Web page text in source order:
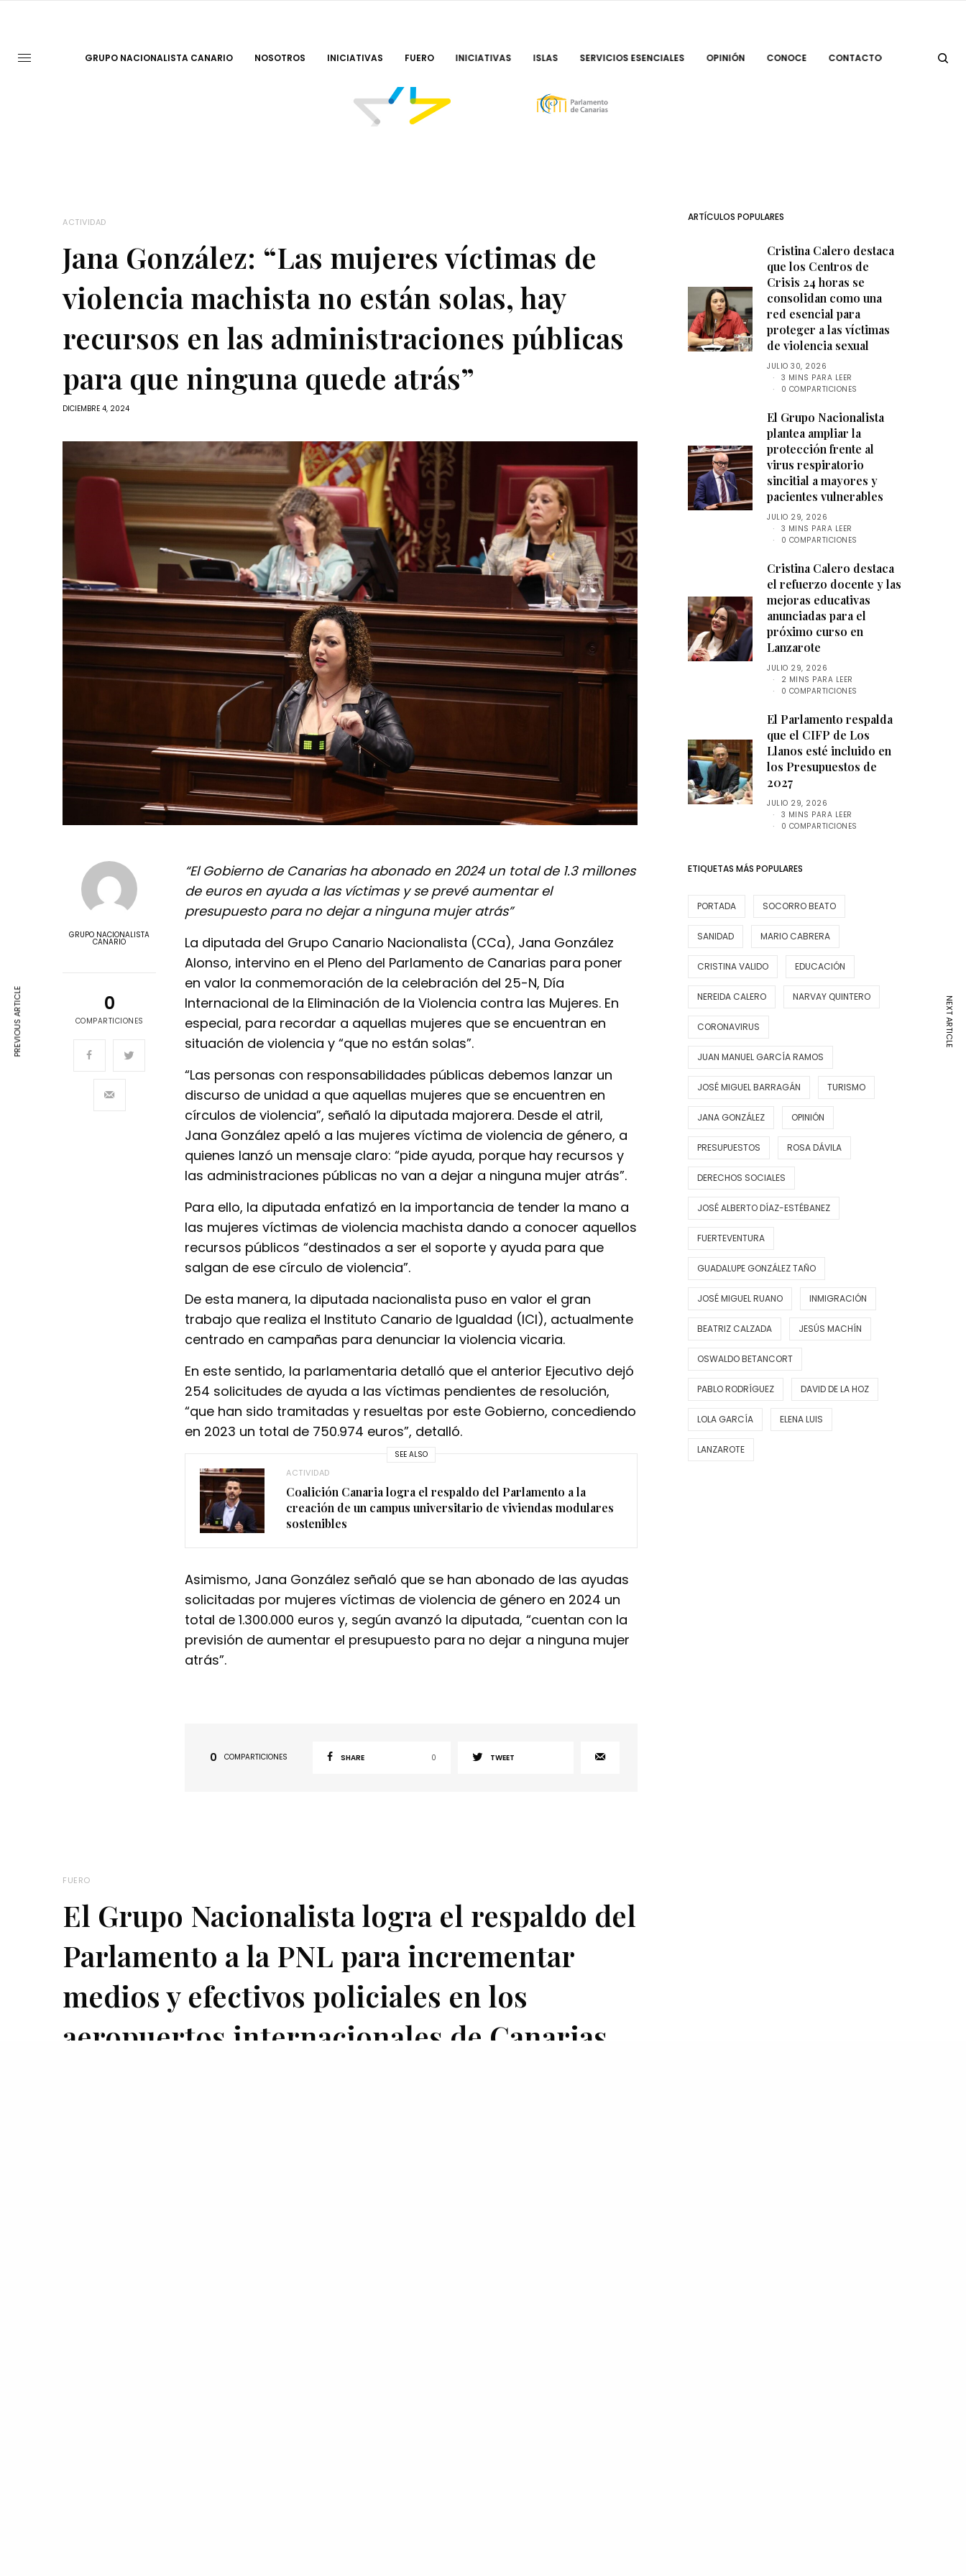
GRUPO NACIONALISTA CANARIO NOSOTROS INICIATIVAS FUERO INICIATIVAS ISLAS SERVICIOS ESENCIALES OPINIÓN CONOCE CONTACTO
ACTIVIDAD
Jana González: “Las mujeres víctimas de
violencia machista no están solas, hay
recursos en las administraciones públicas
para que ninguna quede atrás”
DICIEMBRE 4, 2024
GRUPO NACIONALISTA
CANARIO
0
COMPARTICIONES
“El Gobierno de Canarias ha abonado en 2024 un total de 1.3 millones
de euros en ayuda a las víctimas y se prevé aumentar el
presupuesto para no dejar a ninguna mujer atrás”
La diputada del Grupo Canario Nacionalista (CCa), Jana González
Alonso, intervino en el Pleno del Parlamento de Canarias para poner
en valor la conmemoración de la celebración del 25-N, Día
Internacional de la Eliminación de la Violencia contra las Mujeres. En
especial, para recordar a aquellas mujeres que se encuentran en
situación de violencia y “que no están solas”.
“Las personas con responsabilidades públicas debemos lanzar un
discurso de unidad a que aquellas mujeres que se encuentren en
círculos de violencia”, señaló la diputada majorera. Desde el atril,
Jana González apeló a las mujeres víctima de violencia de género, a
quienes lanzó un mensaje claro: “pide ayuda, porque hay recursos y
las administraciones públicas no van a dejar a ninguna mujer atrás”.
Para ello, la diputada enfatizó en la importancia de tender la mano a
las mujeres víctimas de violencia machista dando a conocer aquellos
recursos públicos “destinados a ser el soporte y ayuda para que
salgan de ese círculo de violencia”.
De esta manera, la diputada nacionalista puso en valor el gran
trabajo que realiza el Instituto Canario de Igualdad (ICI), actualmente
centrado en campañas para denunciar la violencia vicaria.
En este sentido, la parlamentaria detalló que el anterior Ejecutivo dejó
254 solicitudes de ayuda a las víctimas pendientes de resolución,
“que han sido tramitadas y resueltas por este Gobierno, concediendo
en 2023 un total de 750.974 euros”, detalló.
SEE ALSO
ACTIVIDAD
Coalición Canaria logra el respaldo del Parlamento a la
creación de un campus universitario de viviendas modulares
sostenibles
Asimismo, Jana González señaló que se han abonado de las ayudas
solicitadas por mujeres víctimas de violencia de género en 2024 un
total de 1.300.000 euros y, según avanzó la diputada, “cuentan con la
previsión de aumentar el presupuesto para no dejar a ninguna mujer
atrás”.
0 COMPARTICIONES SHARE 0 TWEET
ARTÍCULOS POPULARES
Cristina Calero destaca
que los Centros de
Crisis 24 horas se
consolidan como una
red esencial para
proteger a las víctimas
de violencia sexual
JULIO 30, 2026
3 MINS PARA LEER
0 COMPARTICIONES
El Grupo Nacionalista
plantea ampliar la
protección frente al
virus respiratorio
sincitial a mayores y
pacientes vulnerables
JULIO 29, 2026
3 MINS PARA LEER
0 COMPARTICIONES
Cristina Calero destaca
el refuerzo docente y las
mejoras educativas
anunciadas para el
próximo curso en
Lanzarote
JULIO 29, 2026
2 MINS PARA LEER
0 COMPARTICIONES
El Parlamento respalda
que el CIFP de Los
Llanos esté incluido en
los Presupuestos de
2027
JULIO 29, 2026
3 MINS PARA LEER
0 COMPARTICIONES
ETIQUETAS MÁS POPULARES
PORTADA SOCORRO BEATO
SANIDAD MARIO CABRERA
CRISTINA VALIDO EDUCACIÓN
NEREIDA CALERO NARVAY QUINTERO
CORONAVIRUS
JUAN MANUEL GARCÍA RAMOS
JOSÉ MIGUEL BARRAGÁN TURISMO
JANA GONZÁLEZ OPINIÓN
PRESUPUESTOS ROSA DÁVILA
DERECHOS SOCIALES
JOSÉ ALBERTO DÍAZ-ESTÉBANEZ
FUERTEVENTURA
GUADALUPE GONZÁLEZ TAÑO
JOSÉ MIGUEL RUANO INMIGRACIÓN
BEATRIZ CALZADA JESÚS MACHÍN
OSWALDO BETANCORT
PABLO RODRÍGUEZ DAVID DE LA HOZ
LOLA GARCÍA ELENA LUIS
LANZAROTE
PREVIOUS ARTICLE NEXT ARTICLE
FUERO
El Grupo Nacionalista logra el respaldo del
Parlamento a la PNL para incrementar
medios y efectivos policiales en los
aeropuertos internacionales de Canarias